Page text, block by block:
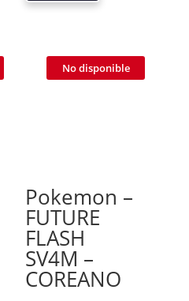
Pokemon –
FUTURE
FLASH
SV4M –
COREANO
No disponible